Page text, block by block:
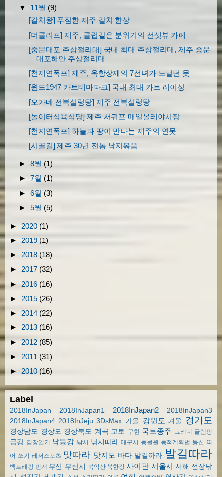
▼ 11월 (9)
[갈치왕] 푸짐한 제주 갈치 한상
[더클리프] 제주, 클럽같은 분위기의 선셋뷰 카페
[중문대포 주상절리대] 국내 최대 주상절리대, 제주 중문
대포해안 주상절리대
[천제연폭포] 제주, 옥항상제의 7선녀가 노닐던 못
[윈드1947 카트테마파크] 국내 최대 카트 레이싱
[오가네 전복설렁탕] 제주 전복설렁탕
[놀이터식육식당] 제주 서귀포 매일올레야시장
[천지연폭포] 하늘과 땅이 만나는 제주의 연못
[시골길] 제주 30년 전통 낙지볶음
► 8월 (1)
► 7월 (1)
► 6월 (3)
► 5월 (5)
► 2020 (1)
► 2019 (1)
► 2018 (18)
► 2017 (32)
► 2016 (16)
► 2015 (26)
► 2014 (22)
► 2013 (16)
► 2012 (85)
► 2011 (31)
► 2010 (16)
Label
2018InJapan 2018InJapan1 2018InJapan2
2018InJapan3
2018InJapan4 2018InJeju 3DsMax 가을 강원도 겨울 경기도
경상남도 경상도 경상북도 계곡 교토 구현 국토종주 그리디 글램핑
금강 김장일기 낙동강 낚시 낚시따라 대구시 동물원 동적계획법 등산 띄
어 쓰기 레저스포츠 맛따라 맛지도 바다 발길까라 발길따라
백트래킹 번개 부산 부산시 북악산 북한강 사이판 서울시 서해 선상낚